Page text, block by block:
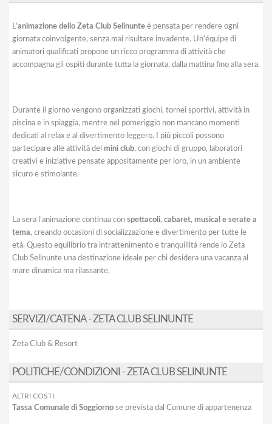
L’animazione dello Zeta Club Selinunte è pensata per rendere ogni
giornata coinvolgente, senza mai risultare invadente. Un’équipe di
animatori qualificati propone un ricco programma di attività che
accompagna gli ospiti durante tutta la giornata, dalla mattina fino alla sera.
Durante il giorno vengono organizzati giochi, tornei sportivi, attività in
piscina e in spiaggia, mentre nel pomeriggio non mancano momenti
dedicati al relax e al divertimento leggero. I più piccoli possono
partecipare alle attività del mini club, con giochi di gruppo, laboratori
creativi e iniziative pensate appositamente per loro, in un ambiente
sicuro e stimolante.
La sera l’animazione continua con spettacoli, cabaret, musical e serate a
tema, creando occasioni di socializzazione e divertimento per tutte le
età. Questo equilibrio tra intrattenimento e tranquillità rende lo Zeta
Club Selinunte una destinazione ideale per chi desidera una vacanza al
mare dinamica ma rilassante.
SERVIZI/CATENA - ZETA CLUB SELINUNTE
Zeta Club & Resort
POLITICHE/CONDIZIONI - ZETA CLUB SELINUNTE
ALTRI COSTI:
Tassa Comunale di Soggiorno se prevista dal Comune di appartenenza